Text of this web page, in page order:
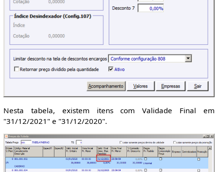
Nesta tabela, existem itens com Validade Final em
"31/12/2021" e "31/12/2020".